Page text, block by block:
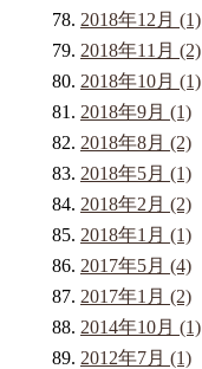
2018年12月 (1)
2018年11月 (2)
2018年10月 (1)
2018年9月 (1)
2018年8月 (2)
2018年5月 (1)
2018年2月 (2)
2018年1月 (1)
2017年5月 (4)
2017年1月 (2)
2014年10月 (1)
2012年7月 (1)